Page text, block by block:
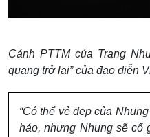
Cảnh PTTM của Trang
quang trở lại” của đạo diễn
“Có thể vẻ đẹp của
hảo, nhưng Nhung sẽ cố